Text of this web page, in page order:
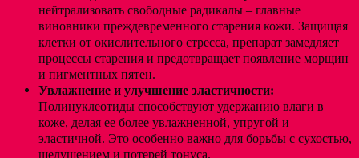
нейтрализовать свободные радикалы – главные
виновники преждевременного старения кожи. Защищая
клетки от окислительного стресса, препарат замедляет
процессы старения и предотвращает появление морщин
и пигментных пятен.
Увлажнение и улучшение эластичности:
Полинуклеотиды способствуют удержанию влаги в
коже, делая ее более увлажненной, упругой и
эластичной. Это особенно важно для борьбы с сухостью,
шелушением и потерей тонуса.